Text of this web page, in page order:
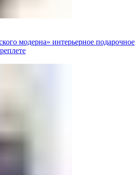
модерна» интерьерное подарочное